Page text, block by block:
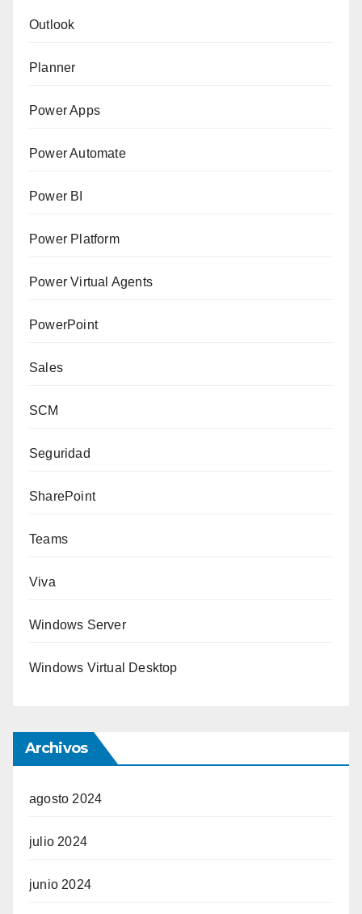
Outlook
Planner
Power Apps
Power Automate
Power BI
Power Platform
Power Virtual Agents
PowerPoint
Sales
SCM
Seguridad
SharePoint
Teams
Viva
Windows Server
Windows Virtual Desktop
Archivos
agosto 2024
julio 2024
junio 2024